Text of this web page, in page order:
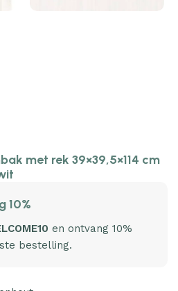
met rek 39×39,5×114 cm
10%
en ontvang 10%
bestelling.